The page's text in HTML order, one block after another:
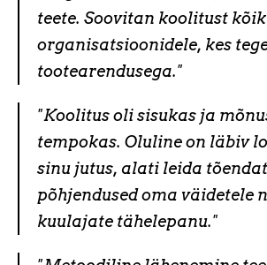
teete. Soovitan koolitust
organisatsioonidele, kes
tootearendusega."
"Koolitus oli sisukas ja
tempokas. Oluline on läbiv
sinu jutus, alati leida
põhjendused oma väidetele
kuulajate tähelepanu."